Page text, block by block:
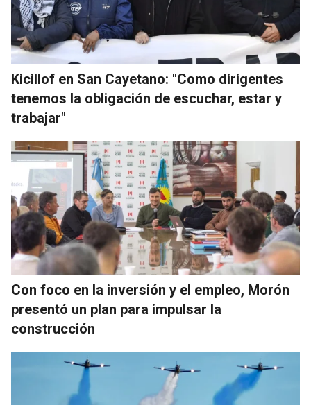
Kicillof en San Cayetano: "Como dirigentes
tenemos la obligación de escuchar, estar y
trabajar"
Con foco en la inversión y el empleo, Morón
presentó un plan para impulsar la
construcción